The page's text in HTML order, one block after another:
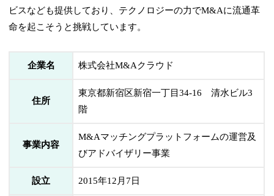
ビスなども提供しており、テクノロジーの力でM&Aに流通革
命を起こそうと挑戦しています。
企業名 株式会社M&Aクラウド
住所
東京都新宿区新宿一丁目34-16 清水ビル3
階
事業内容
M&Aマッチングプラットフォームの運営及
びアドバイザリー事業
設立 2015年12月7日